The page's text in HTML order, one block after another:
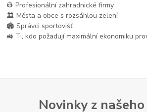
👷 Profesionální zahradnické firmy
🏛️ Města a obce s rozsáhlou zelení
🏟️ Správci sportovišť
🚜 Ti, kdo požadují maximální ekonomiku
Novinky z